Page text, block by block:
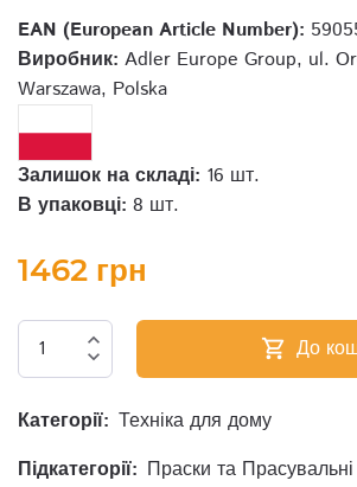
EAN (European Article Number):
Виробник: Adler Europe Group, ul.
Warszawa, Polska
Залишок на складі: 16 шт.
В упаковці: 8 шт.
1462 грн
expand_less
expand_more shopping_cart До
Категорії: Техніка для дому
Підкатегорії: Праски та